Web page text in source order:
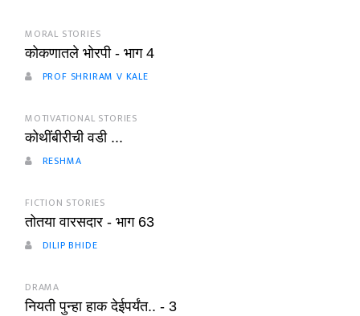
MORAL STORIES
कोकणातले भोरपी - भाग 4
PROF SHRIRAM V KALE
MOTIVATIONAL STORIES
कोथींबीरीची वडी ...
RESHMA
FICTION STORIES
तोतया वारसदार - भाग 63
DILIP BHIDE
DRAMA
नियती पुन्हा हाक देईपर्यंत.. - 3